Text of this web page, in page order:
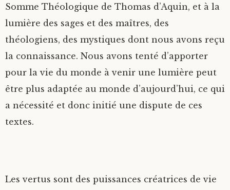
Somme Théologique de Thomas d’Aquin, et à la
lumière des sages et des maîtres, des
théologiens, des mystiques dont nous avons reçu
la connaissance. Nous avons tenté d’apporter
pour la vie du monde à venir une lumière peut
être plus adaptée au monde d’aujourd’hui, ce qui
a nécessité et donc initié une dispute de ces
textes.
Les vertus sont des puissances créatrices de vie